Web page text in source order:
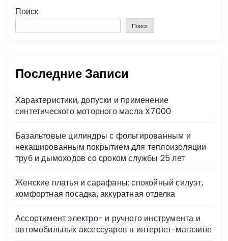
Поиск
Поиск
Последние Записи
Характеристики, допуски и применение
синтетического моторного масла X7000
Базальтовые цилиндры с фольгированным и
некашированным покрытием для теплоизоляции
труб и дымоходов со сроком службы 25 лет
Женские платья и сарафаны: спокойный силуэт,
комфортная посадка, аккуратная отделка
Ассортимент электро- и ручного инструмента и
автомобильных аксессуаров в интернет-магазине